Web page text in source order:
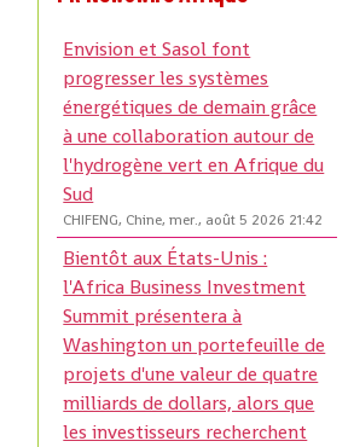
Envision et Sasol font
progresser les systèmes
énergétiques de demain grâce
à une collaboration autour de
l'hydrogène vert en Afrique du
Sud
CHIFENG, Chine, mer., août 5 2026 21:42
Bientôt aux États-Unis :
l'Africa Business Investment
Summit présentera à
Washington un portefeuille de
projets d'une valeur de quatre
milliards de dollars, alors que
les investisseurs recherchent